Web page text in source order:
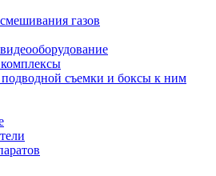
газов
съемки и боксы к ним